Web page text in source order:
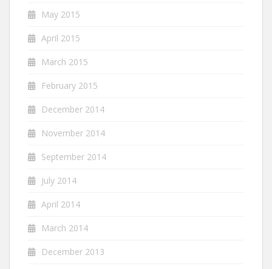
May 2015
April 2015
March 2015
February 2015
December 2014
November 2014
September 2014
July 2014
April 2014
March 2014
December 2013